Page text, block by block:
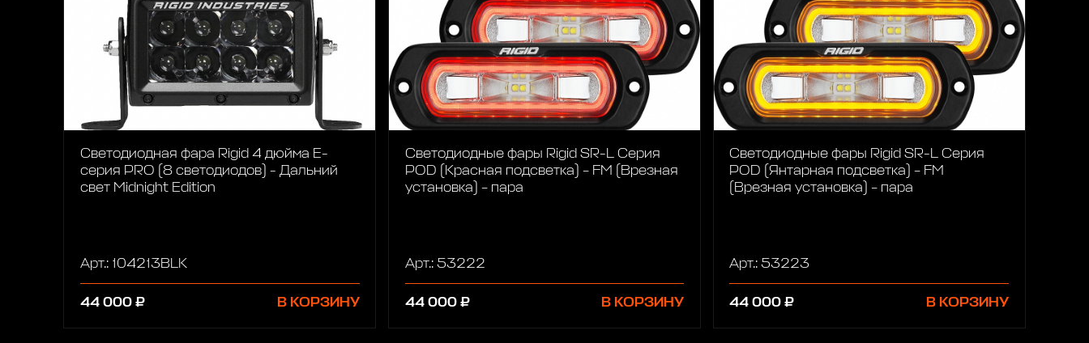
Светодиодная фара Rigid 4 дюйма Е-
серия PRO (8 светодиодов) - Дальний
свет Midnight Edition
Арт.: 104213BLK
44 000 ₽ В КОРЗИНУ
Светодиодные фары Rigid SR-L Серия
POD (Красная подсветка) – FM (Врезная
установка) – пара
Арт.: 53222
44 000 ₽ В КОРЗИНУ
Светодиодные фары Rigid SR-L Серия
POD (Янтарная подсветка) – FM
(Врезная установка) – пара
Арт.: 53223
44 000 ₽ В КОРЗИНУ